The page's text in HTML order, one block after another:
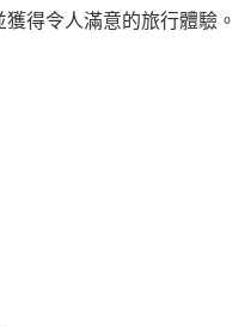
得令人滿意的旅行體驗。